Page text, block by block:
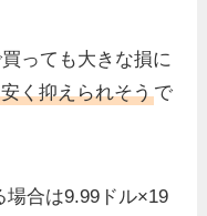
っても大きな損に
く抑えられそうで
場合は9.99ドル×19